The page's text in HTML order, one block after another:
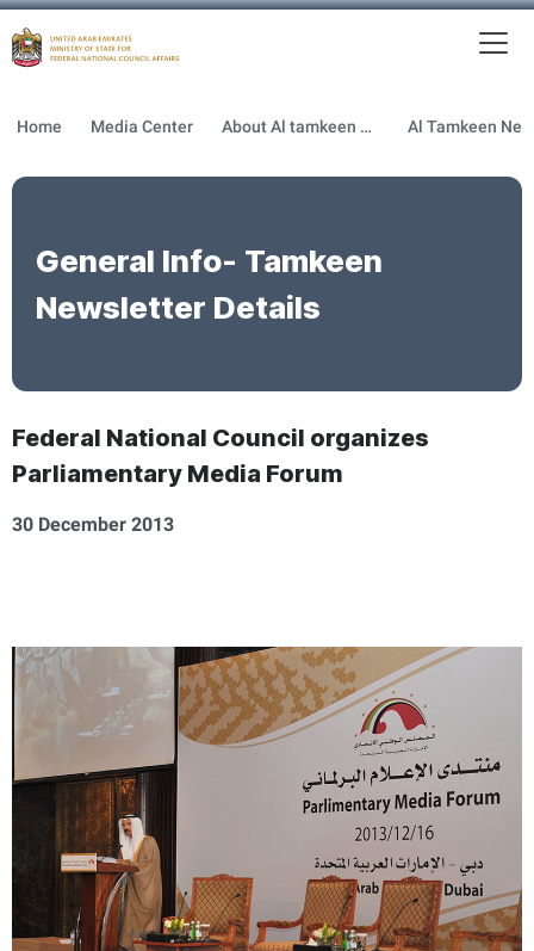
Home Media Center About Al tamkeen newsletter
General Info- Tamkeen
Newsletter Details
Federal National Council organizes
Parliamentary Media Forum
30 December 2013